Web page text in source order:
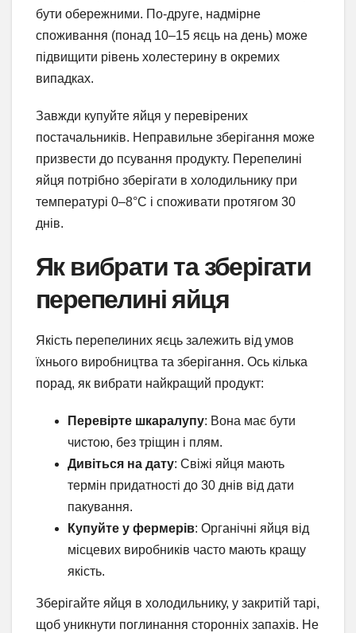
бути обережними. По-друге, надмірне
споживання (понад 10–15 яєць на день) може
підвищити рівень холестерину в окремих
випадках.
Завжди купуйте яйця у перевірених
постачальників. Неправильне зберігання може
призвести до псування продукту. Перепелині
яйця потрібно зберігати в холодильнику при
температурі 0–8°C і споживати протягом 30
днів.
Як вибрати та зберігати
перепелині яйця
Якість перепелиних яєць залежить від умов
їхнього виробництва та зберігання. Ось кілька
порад, як вибрати найкращий продукт:
Перевірте шкаралупу: Вона має бути
чистою, без тріщин і плям.
Дивіться на дату: Свіжі яйця мають
термін придатності до 30 днів від дати
пакування.
Купуйте у фермерів: Органічні яйця від
місцевих виробників часто мають кращу
якість.
Зберігайте яйця в холодильнику, у закритій тарі,
щоб уникнути поглинання сторонніх запахів. Не